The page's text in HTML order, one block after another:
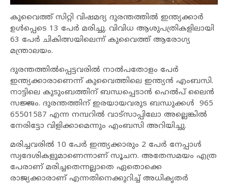
കുവൈത്ത് സിറ്റി വിഷമദ്യ ദുരന്തത്തിൽ ഇന്ത്യക്കാർ
ഉൾപ്പെടെ 13 പേർ മരിച്ചു. വിവിധ ആശുപത്രികളിലായി
63 പേർ ചികിത്സയിലെന്ന് കുവൈത്ത് ആരോഗ്യ
മന്ത്രാലയം.
ദുരന്തത്തിൽപ്പെട്ടവരിൽ നാൽപതോളം പേർ
ഇന്ത്യക്കാരാണെന്ന് കുവൈത്തിലെ ഇന്ത്യൻ എംബസി.
നാട്ടിലെ കുടുംബത്തിന് ബന്ധപ്പെടാൻ ഹെൽപ് ലൈൻ
സജ്ജം. ദുരന്തത്തിന് ഇരയായവരുട ബന്ധുക്കൾ 965
65501587 എന്ന നമ്പറിൽ വാട്സാപ്പിലോ അല്ലെങ്കിൽ
നേരിട്ടോ വിളിക്കാമെന്നും എംബസി അറിയിച്ചു.
മരിച്ചവരിൽ 10 പേർ ഇന്ത്യക്കാരും 2 പേർ നേപ്പാൾ
സ്വദേശികളുമാണെന്നാണ് സൂചന. അതേസമയം എത്ര
പേരാണ് മരിച്ചതെന്നല്ലാതെ ഏതൊക്കെ
രാജ്യക്കാരാണ് എന്നതിനെക്കുറിച്ച് അധികൃതർ